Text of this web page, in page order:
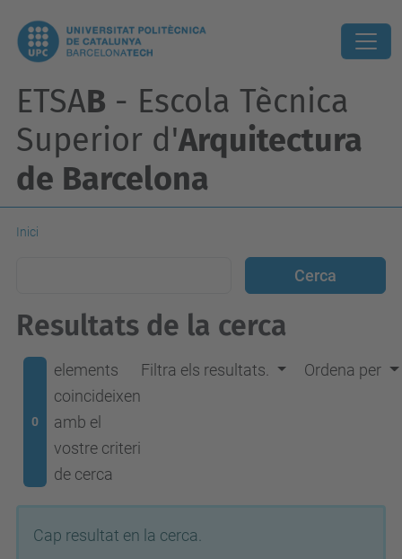
ETSAB - Escola Tècnica
Superior d'Arquitectura
de Barcelona
Inici
Resultats de la cerca
0
elements
coincideixen
amb el
vostre criteri
de cerca
Filtra els resultats. Ordena per
Cap resultat en la cerca.